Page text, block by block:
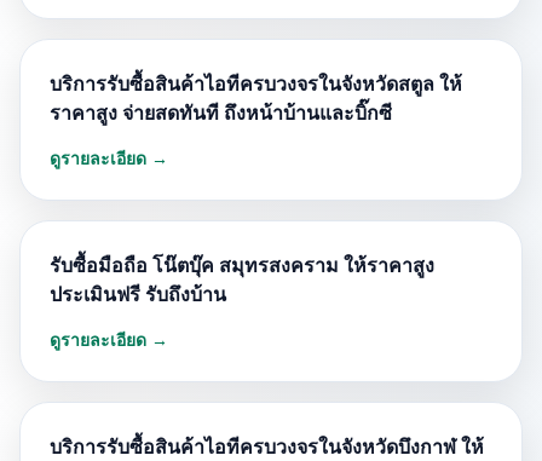
บริการรับซื้อสินค้าไอทีครบวงจรในจังหวัดสตูล ให้
ราคาสูง จ่ายสดทันที ถึงหน้าบ้านและบิ๊กซี
ดูรายละเอียด →
รับซื้อมือถือ โน๊ตบุ๊ค สมุทรสงคราม ให้ราคาสูง
ประเมินฟรี รับถึงบ้าน
ดูรายละเอียด →
บริการรับซื้อสินค้าไอทีครบวงจรในจังหวัดบึงกาฬ ให้